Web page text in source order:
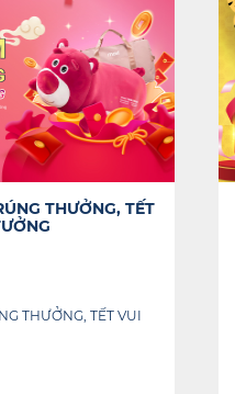
LO, TRAO TẾT
TRAO TẾT MỌI NHÀ